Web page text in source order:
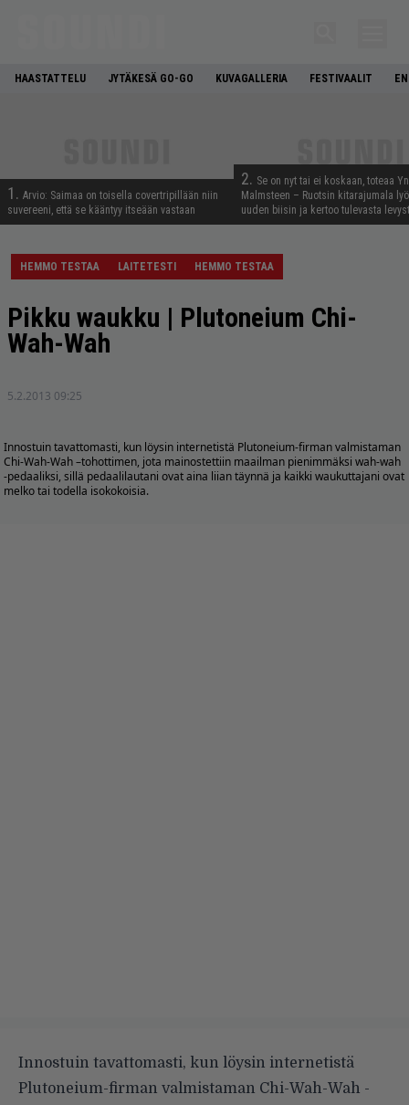
HAASTATTELU JYTÄKESÄ GO-GO KUVAGALLERIA FESTIVAALIT
1. Arvio: Saimaa on toisella covertripillään niin
suvereeni, että se kääntyy itseään vastaan
2. Se on nyt tai ei koskaan, toteaa
Malmsteen – Ruotsin kitarajumala
uuden biisin ja kertoo tulevasta
HEMMO TESTAA LAITETESTI HEMMO TESTAA
Pikku waukku | Plutoneium Chi-
Wah-Wah
5.2.2013 09:25
Innostuin tavattomasti, kun löysin internetistä Plutoneium-firman valmistaman
Chi-Wah-Wah –tohottimen, jota mainostettiin maailman pienimmäksi wah-wah
-pedaaliksi, sillä pedaalilautani ovat aina liian täynnä ja kaikki waukuttajani ovat
melko tai todella isokokoisia.
Innostuin tavattomasti, kun löysin internetistä
Plutoneium-firman valmistaman Chi-Wah-Wah -